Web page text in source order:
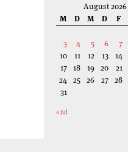
August 2026
M
D M D F
3
4 5 6 7
10
11 12 13 14
17 18 19 20 21
24 25 26 27 28
31
« Jul